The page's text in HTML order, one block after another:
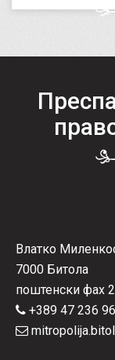
Влатко
7000 Битола
поштенски фах
+389 47 236